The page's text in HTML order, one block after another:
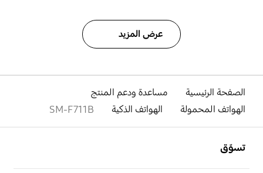
عرض المزيد
الصفحة الرئيسية
مساعدة ودعم المنتج
الهواتف المحمولة
الهواتف الذكية SM-F711B
تسوّق